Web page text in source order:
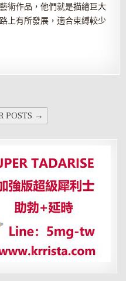
術作品，他們就是描繪巨大
上有所發展，適合束縛較少
POSTS →